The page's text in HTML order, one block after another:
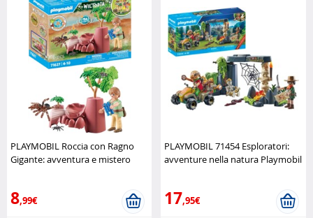
PLAYMOBIL Roccia con Ragno
Gigante: avventura e mistero
8,99€
PLAYMOBIL 71454 Esploratori:
avventure nella natura Playmobil
17,95€